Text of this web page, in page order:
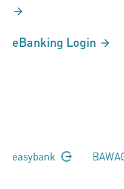
eBanking Login
easybank